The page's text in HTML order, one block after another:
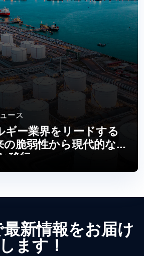
ース
ギー業界をリードする
の脆弱性から現代的な
移行
最新情報をお届け
します！